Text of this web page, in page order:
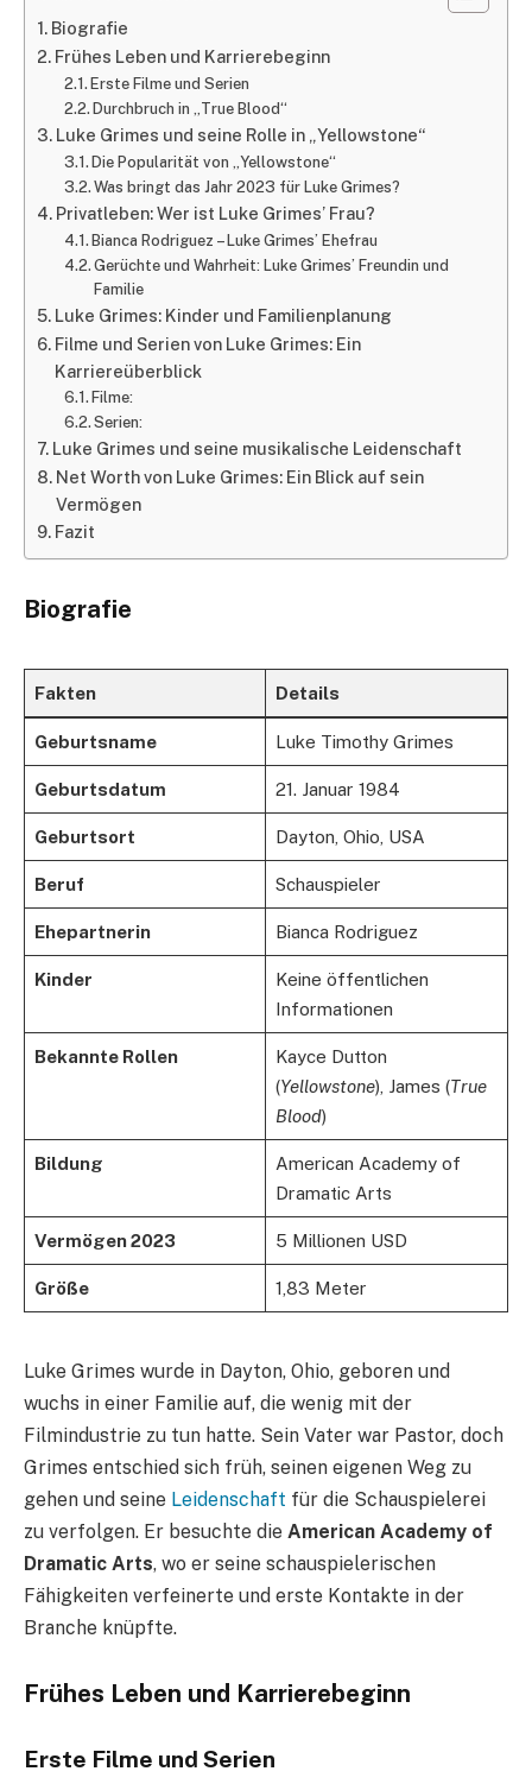
Biografie
Frühes Leben und Karrierebeginn
Erste Filme und Serien
Durchbruch in „True Blood“
Luke Grimes und seine Rolle in „Yellowstone“
Die Popularität von „Yellowstone“
Was bringt das Jahr 2023 für Luke Grimes?
Privatleben: Wer ist Luke Grimes’ Frau?
Bianca Rodriguez – Luke Grimes’ Ehefrau
Gerüchte und Wahrheit: Luke Grimes’ Freundin und
Familie
Luke Grimes: Kinder und Familienplanung
Filme und Serien von Luke Grimes: Ein
Karriereüberblick
Filme:
Serien:
Luke Grimes und seine musikalische Leidenschaft
Net Worth von Luke Grimes: Ein Blick auf sein
Vermögen
Fazit
Biografie
Fakten Details
Geburtsname Luke Timothy Grimes
Geburtsdatum 21. Januar 1984
Geburtsort Dayton, Ohio, USA
Beruf Schauspieler
Ehepartnerin Bianca Rodriguez
Kinder
Keine öffentlichen
Informationen
Bekannte Rollen
Kayce Dutton
(Yellowstone), James (True
Blood)
Bildung
American Academy of
Dramatic Arts
Vermögen 2023 5 Millionen USD
Größe 1,83 Meter
Luke Grimes wurde in Dayton, Ohio, geboren und
wuchs in einer Familie auf, die wenig mit der
Filmindustrie zu tun hatte. Sein Vater war Pastor, doch
Grimes entschied sich früh, seinen eigenen Weg zu
gehen und seine Leidenschaft für die Schauspielerei
zu verfolgen. Er besuchte die American Academy of
Dramatic Arts, wo er seine schauspielerischen
Fähigkeiten verfeinerte und erste Kontakte in der
Branche knüpfte.
Frühes Leben und Karrierebeginn
Erste Filme und Serien